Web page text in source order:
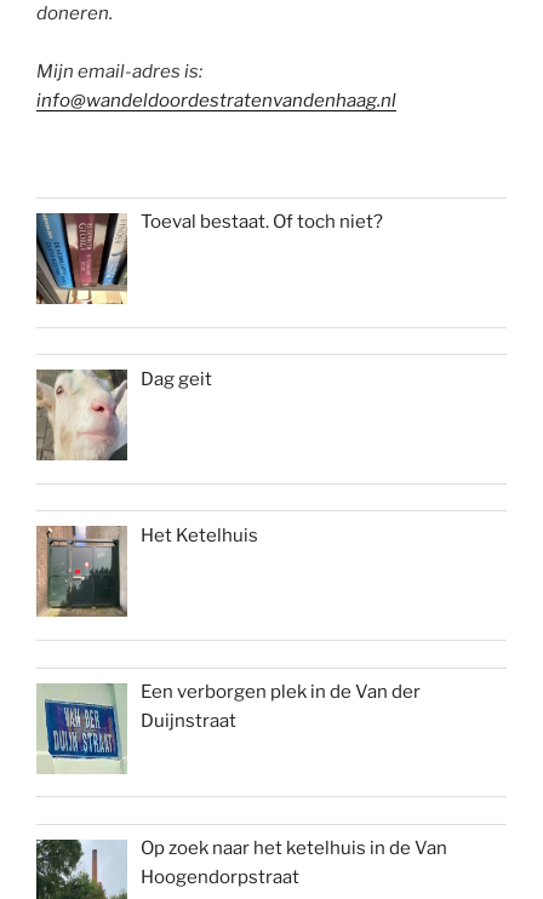
doneren.
Mijn email-adres is:
info@wandeldoordestratenvandenhaag.nl
Toeval bestaat. Of toch niet?
Dag geit
Het Ketelhuis
Een verborgen plek in de Van der
Duijnstraat
Op zoek naar het ketelhuis in de Van
Hoogendorpstraat